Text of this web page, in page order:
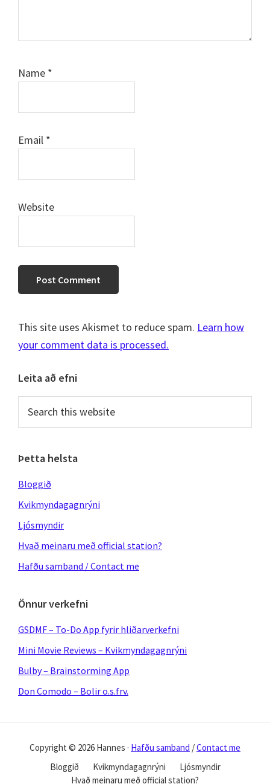
Name *
Email *
Website
This site uses Akismet to reduce spam. Learn how
your comment data is processed.
Primary
Sidebar
Leita að efni
this
Þetta helsta
Bloggið
Kvikmyndagagnrýni
Ljósmyndir
Hvað meinaru með official station?
Hafðu samband / Contact me
Önnur verkefni
GSDMF – To-Do App fyrir hliðarverkefni
Mini Movie Reviews – Kvikmyndagagnrýni
Bulby – Brainstorming App
Don Comodo – Bolir o.s.frv.
Copyright © 2026 Hannes · Hafðu samband /Contact me
Bloggið
Kvikmyndagagnrýni
Ljósmyndir
Hvað meinaru með official station?